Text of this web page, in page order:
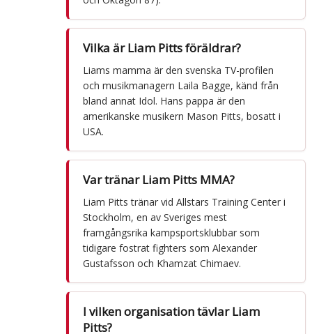
Vilka är Liam Pitts föräldrar?
Liams mamma är den svenska TV-profilen
och musikmanagern Laila Bagge, känd från
bland annat Idol. Hans pappa är den
amerikanske musikern Mason Pitts, bosatt i
USA.
Var tränar Liam Pitts MMA?
Liam Pitts tränar vid Allstars Training Center i
Stockholm, en av Sveriges mest
framgångsrika kampsportsklubbar som
tidigare fostrat fighters som Alexander
Gustafsson och Khamzat Chimaev.
I vilken organisation tävlar Liam
Pitts?